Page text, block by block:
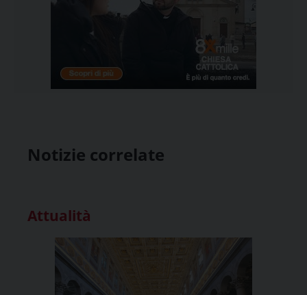
Notizie correlate
Attualità